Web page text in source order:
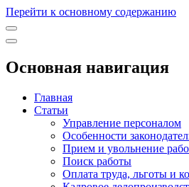
Перейти к основному содержанию
Основная навигация
Главная
Статьи
Управление персоналом
Особенности
Прием и увольнение
Поиск работы
Оплата труда, льготы и